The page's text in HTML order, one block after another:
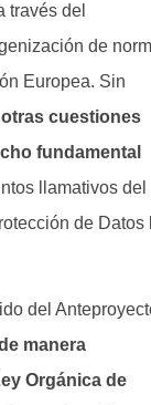
través del
de
Europea. Sin
cuestiones
fundamental
llamativos del
de Datos
del
manera
Orgánica de